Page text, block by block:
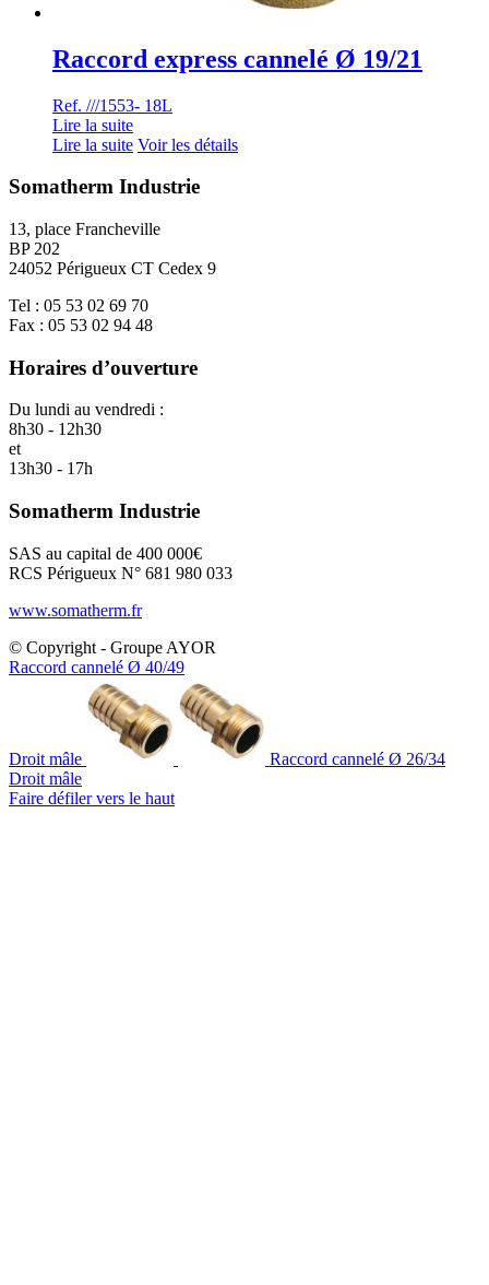
Raccord express cannelé Ø 19/21
Ref. ///1553- 18L
Lire la suite
Lire la suite Voir les détails
Somatherm Industrie
13, place Francheville
BP 202
24052 Périgueux CT Cedex 9
Tel : 05 53 02 69 70
Fax : 05 53 02 94 48
Horaires d’ouverture
Du lundi au vendredi :
8h30 - 12h30
et
13h30 - 17h
Somatherm Industrie
SAS au capital de 400 000€
RCS Périgueux N° 681 980 033
www.somatherm.fr
© Copyright - Groupe AYOR
Raccord cannelé Ø 40/49
Droit mâle
Raccord cannelé Ø 26/34
Droit mâle
Faire défiler vers le haut